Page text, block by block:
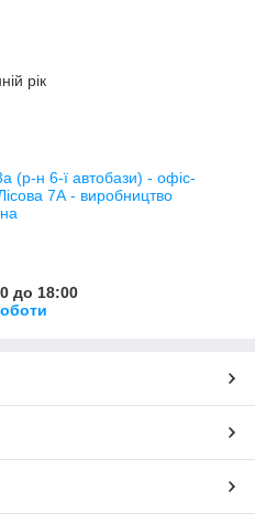
рік
(р-н 6-ї автобази) - офіс-
7А - виробництво
до 18:00